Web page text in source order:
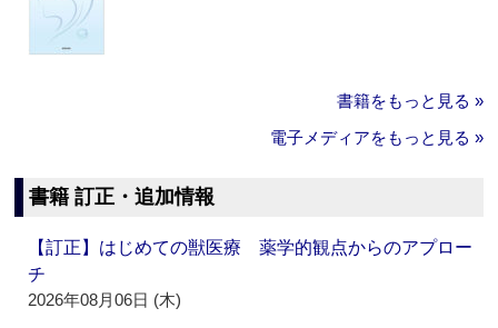
書籍をもっと見る »
電子メディアをもっと見る »
書籍 訂正・追加情報
【訂正】はじめての獣医療 薬学的観点からのアプロー
チ
2026年08月06日 (木)